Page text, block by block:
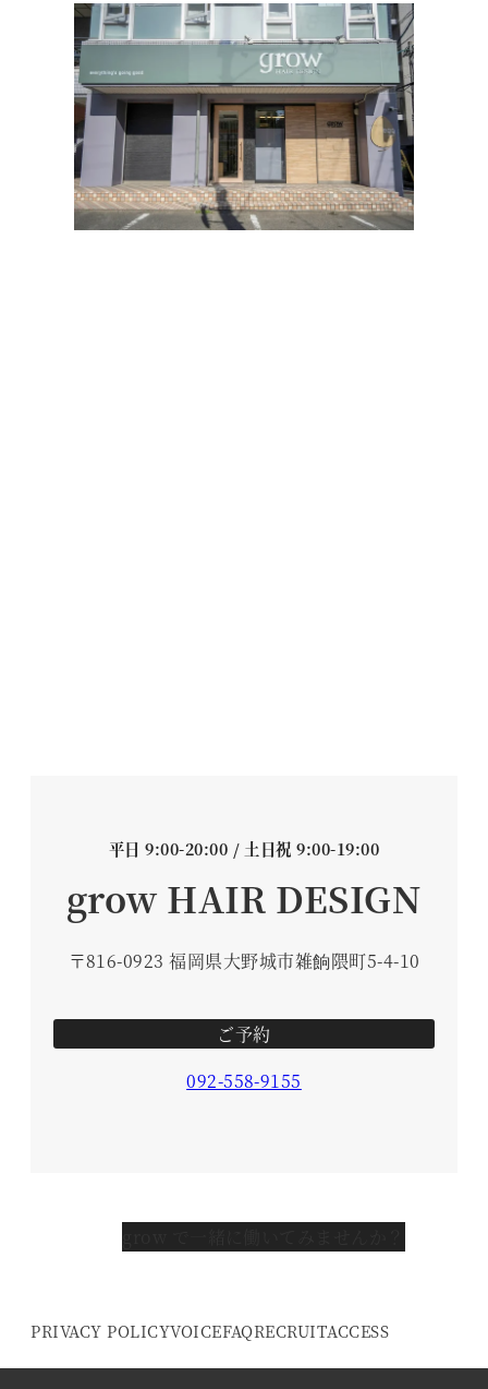
平日 9:00-20:00 / 土日祝 9:00-19:00
grow HAIR DESIGN
〒816-0923 福岡県大野城市雑餉隈町5-4-10
ご予約
092-558-9155
PRIVACY POLICYVOICEFAQRECRUITACCESS